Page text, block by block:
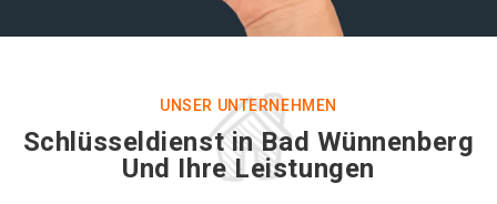
UNSER UNTERNEHMEN
Schlüsseldienst in Bad Wünnenberg
Und Ihre Leistungen